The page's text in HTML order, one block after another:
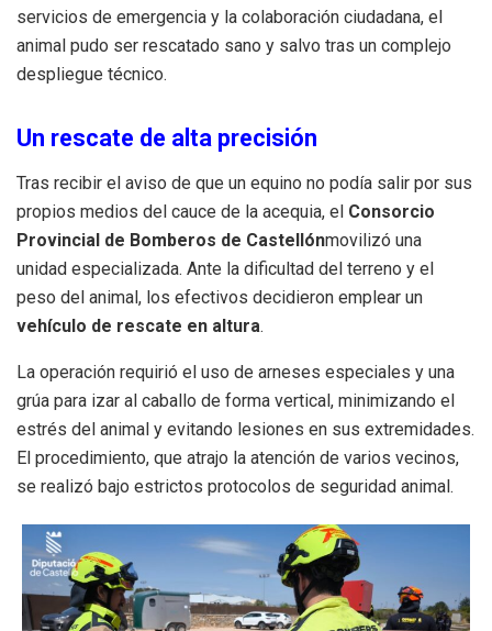
servicios de emergencia y la colaboración ciudadana, el
animal pudo ser rescatado sano y salvo tras un complejo
despliegue técnico.
Un rescate de alta precisión
Tras recibir el aviso de que un equino no podía salir por sus
propios medios del cauce de la acequia, el Consorcio
Provincial de Bomberos de Castellónmovilizó una
unidad especializada. Ante la dificultad del terreno y el
peso del animal, los efectivos decidieron emplear un
vehículo de rescate en altura.
La operación requirió el uso de arneses especiales y una
grúa para izar al caballo de forma vertical, minimizando el
estrés del animal y evitando lesiones en sus extremidades.
El procedimiento, que atrajo la atención de varios vecinos,
se realizó bajo estrictos protocolos de seguridad animal.